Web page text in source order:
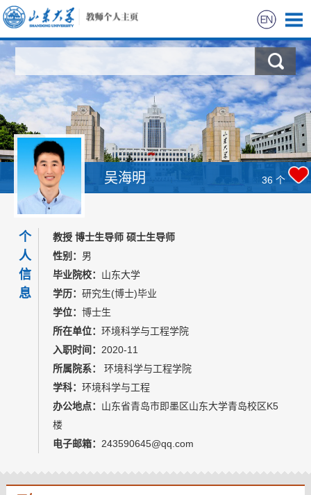
科学研究
教学研究
获奖信息
招生信息
学生信息
我的相册
教师博客
吴海明 36 个
个
人
信
息
教授 博士生导师 硕士生导师
性别： 男
毕业院校： 山东大学
学历： 研究生(博士)毕业
学位： 博士生
所在单位： 环境科学与工程学院
入职时间： 2020-11
所属院系：
环境科学与工程学院
学科： 环境科学与工程
办公地点： 山东省青岛市即墨区山东大学青岛校区K5
楼
电子邮箱： 243590645@qq.com